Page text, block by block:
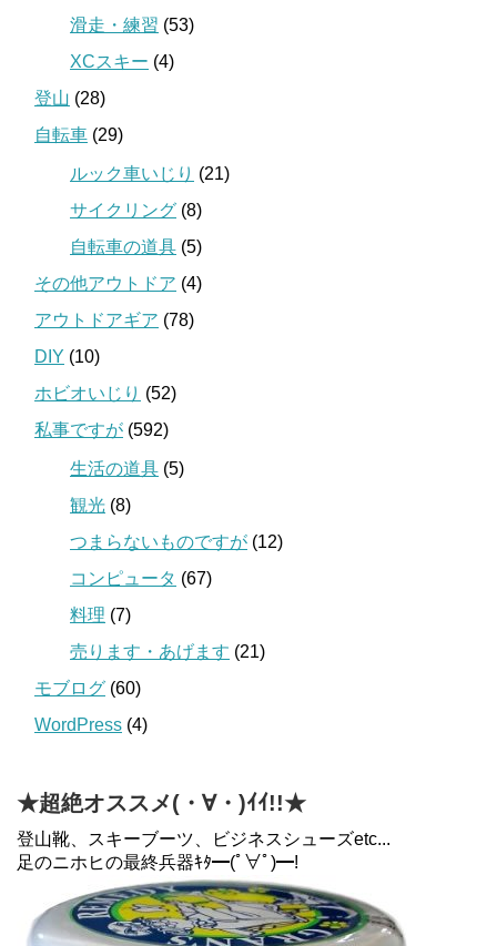
滑走・練習 (53)
XCスキー (4)
登山 (28)
自転車 (29)
ルック車いじり (21)
サイクリング (8)
自転車の道具 (5)
その他アウトドア (4)
アウトドアギア (78)
DIY (10)
ホビオいじり (52)
私事ですが (592)
生活の道具 (5)
観光 (8)
つまらないものですが (12)
コンピュータ (67)
料理 (7)
売ります・あげます (21)
モブログ (60)
WordPress (4)
★超絶オススメ(・∀・)ｲｲ!!★
登山靴、スキーブーツ、ビジネスシューズetc...
足のニホヒの最終兵器ｷﾀ━(ﾟ∀ﾟ)━!